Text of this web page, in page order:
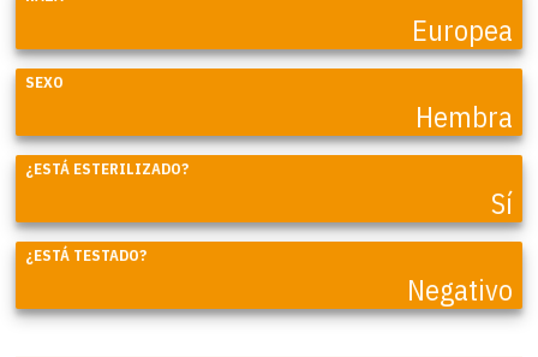
Europea
SEXO
Hembra
¿ESTÁ ESTERILIZADO?
Sí
¿ESTÁ TESTADO?
Negativo